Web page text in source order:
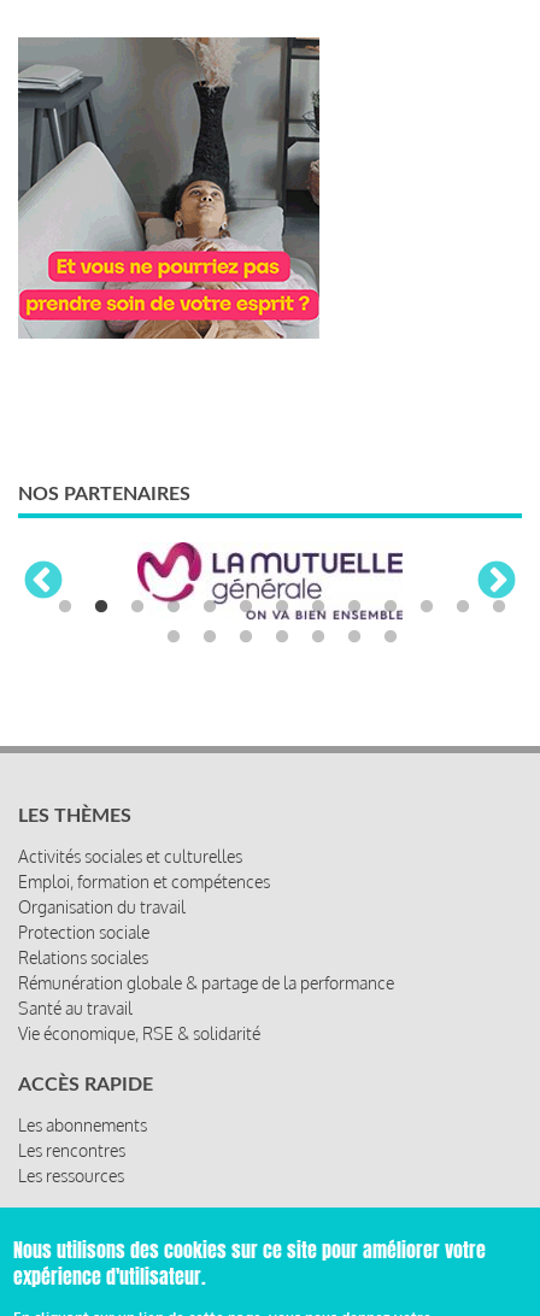
NOS PARTENAIRES
LES THÈMES
Activités sociales et culturelles
Emploi, formation et compétences
Organisation du travail
Protection sociale
Relations sociales
Rémunération globale & partage de la performance
Santé au travail
Vie économique, RSE & solidarité
ACCÈS RAPIDE
Les abonnements
Les rencontres
Les ressources
© 2019 Miroir Social - Réalisé par
Nous utilisons des cookies sur ce site pour améliorer votre
expérience d'utilisateur.